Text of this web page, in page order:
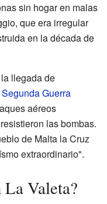
sin hogar en malas
que era irregular
en la década de
llegada de
Segunda Guerra
aéreos
las bombas.
de Malta la Cruz
extraordinario".
La Valeta?